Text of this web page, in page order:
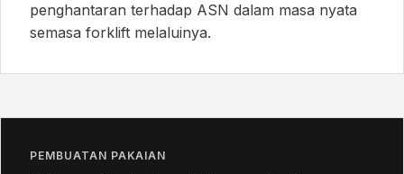
penghantaran terhadap ASN dalam masa nyata
semasa forklift melaluinya.
PEMBUATAN PAKAIAN